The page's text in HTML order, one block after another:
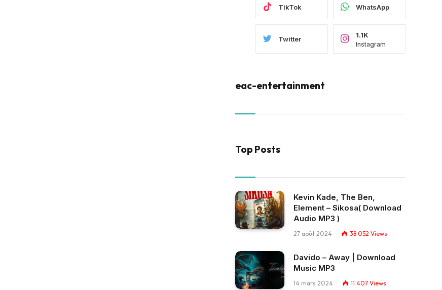
TikTok WhatsApp
Twitter
Instagram
1.1K
eac-entertainment
Top Posts
Kevin Kade, The Ben,
Element – Sikosa( Download
Audio MP3 )
27 août 2024 38 052 Views
Davido – Away | Download
Music MP3
14 mars 2024 11 407 Views